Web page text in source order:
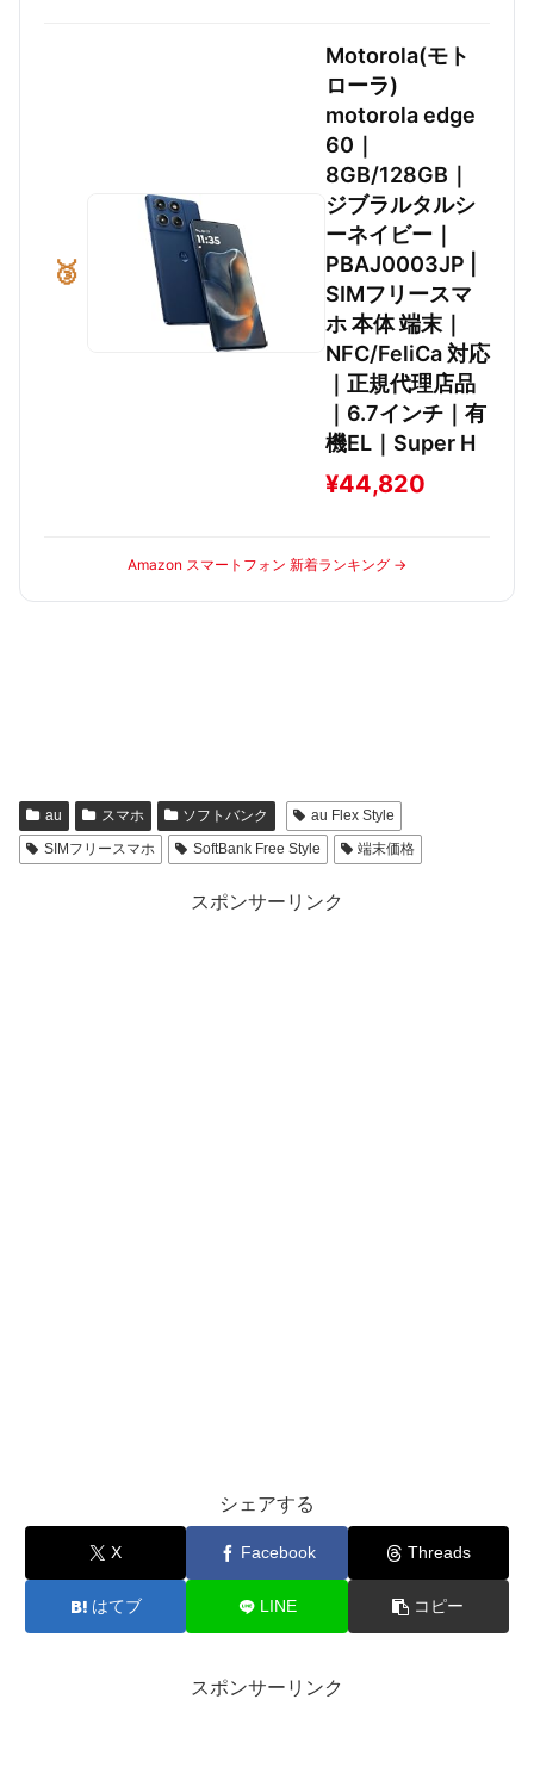
🥉
Motorola(モト
ローラ)
motorola edge
60｜
8GB/128GB｜
ジブラルタルシ
ーネイビー｜
PBAJ0003JP |
SIMフリースマ
ホ 本体 端末｜
NFC/FeliCa 対応
｜正規代理店品
｜6.7インチ｜有
機EL｜Super H
¥44,820
Amazon スマートフォン 新着ランキング →
au スマホ ソフトバンク
au Flex Style
SIMフリースマホ
SoftBank Free Style 端末価格
スポンサーリンク
シェアする
X Facebook Threads
はてブ LINE コピー
スポンサーリンク